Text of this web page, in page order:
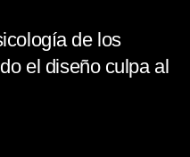
de los
el diseño culpa al